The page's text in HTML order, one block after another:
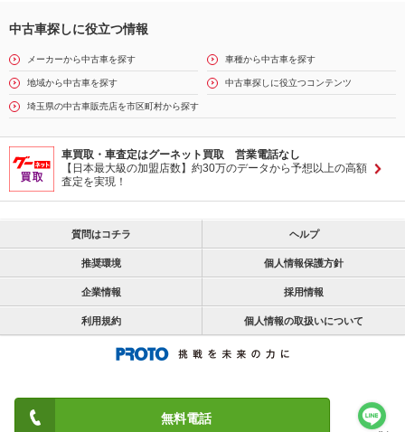
無料電話
中古車探しに役立つ情報
メーカーから中古車を探す 車種から中古車を探す
地域から中古車を探す 中古車探しに役立つコンテンツ
埼玉県の中古車販売店を市区町村から探す
車買取・車査定はグーネット買取 営業電話なし
【日本最大級の加盟店数】約30万のデータから予想以上の高額
査定を実現！
質問はコチラ ヘルプ
推奨環境 個人情報保護方針
企業情報 採用情報
利用規約 個人情報の取扱いについて